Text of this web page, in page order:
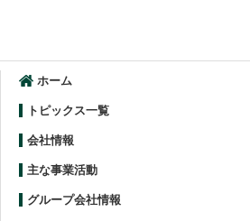
ホーム
トピックス一覧
会社情報
主な事業活動
グループ会社情報